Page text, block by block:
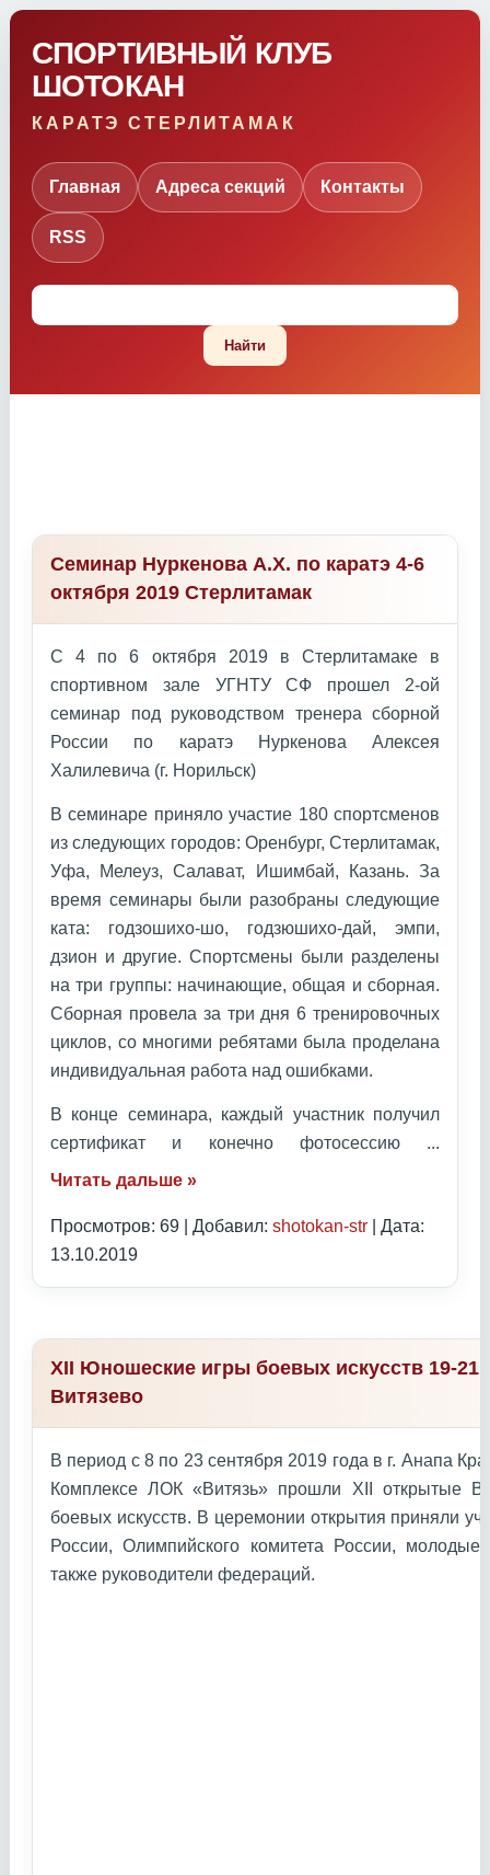
СПОРТИВНЫЙ КЛУБ
ШОТОКАН
КАРАТЭ СТЕРЛИТАМАК
Главная Адреса секций Контакты
RSS
Семинар Нуркенова А.Х. по каратэ 4-6
октября 2019 Стерлитамак
С 4 по 6 октября 2019 в Стерлитамаке в
спортивном зале УГНТУ СФ прошел 2-ой
семинар под руководством тренера сборной
России по каратэ Нуркенова Алексея
Халилевича (г. Норильск)
В семинаре приняло участие 180 спортсменов
из следующих городов: Оренбург, Стерлитамак,
Уфа, Мелеуз, Салават, Ишимбай, Казань. За
время семинары были разобраны следующие
ката: годзошихо-шо, годзюшихо-дай, эмпи,
дзион и другие. Спортсмены были разделены
на три группы: начинающие, общая и сборная.
Сборная провела за три дня 6 тренировочных
циклов, со многими ребятами была проделана
индивидуальная работа над ошибками.
В конце семинара, каждый участник получил
сертификат и конечно фотосессию ...
Читать дальше »
Просмотров: 69 | Добавил: shotokan-str | Дата:
13.10.2019
XII Юношеские игры боевых искусств 19-21
Витязево
В период с 8 по 23 сентября 2019 года в г. Анапа
Комплексе ЛОК «Витязь» прошли XII открытые
боевых искусств. В церемонии открытия приняли
России, Олимпийского комитета России,
также руководители федераций.